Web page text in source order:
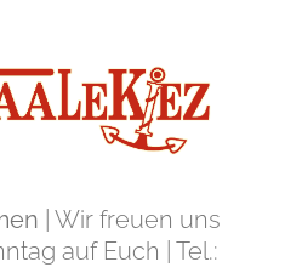
| Wir freuen uns
auf Euch | Tel.: